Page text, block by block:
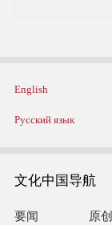
English
Русский язык
文化中国导航
要闻 原创